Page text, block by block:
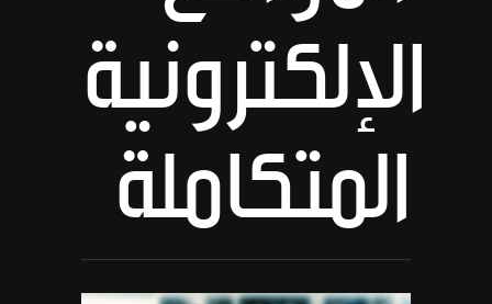
الإلكترونية
المتكاملة